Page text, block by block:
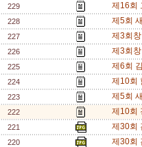
229 제16회
228 제5회
227 제3회
226 제3회
225 제6회
224 제10회
223 제5회
222 제10회
221 제30회
220 제30회